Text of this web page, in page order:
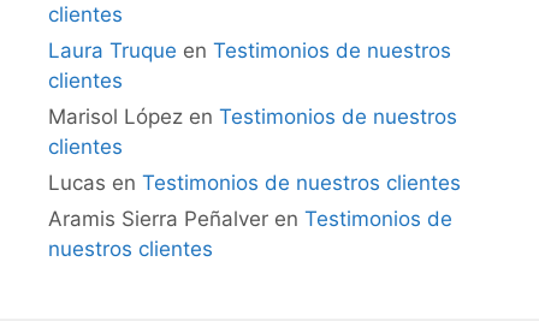
clientes
Laura Truque en Testimonios de nuestros
clientes
Marisol López en Testimonios de nuestros
clientes
Lucas en Testimonios de nuestros clientes
Aramis Sierra Peñalver en Testimonios de
nuestros clientes